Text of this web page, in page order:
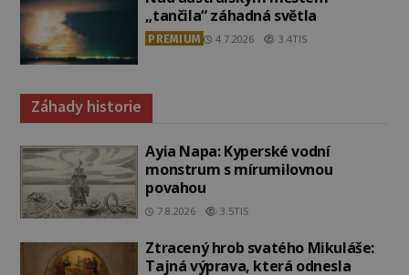
„tančila“ záhadná světla
PREMIUM 4.7.2026 3.4TIS
Záhady historie
Ayia Napa: Kyperské vodní
monstrum s mírumilovnou
povahou
7.8.2026 3.5TIS
Ztracený hrob svatého Mikuláše:
Tajná výprava, která odnesla